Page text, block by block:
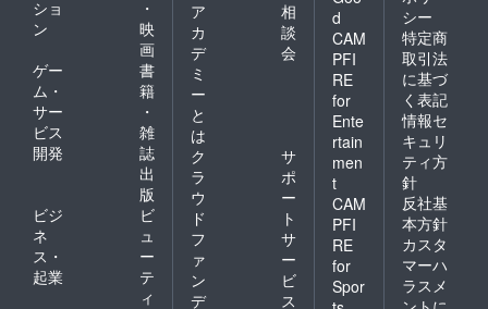
ショ
ン
・
映
画
ゲー
ム・
サー
ビス
開発
書
籍
・
雑
誌
出
版
ビジ
ネ
ス・
起業
ビ
ュ
ー
テ
ィ
ア
カ
デ
ミ
ー
と
は
相
談
会
ク
ラ
ウ
ド
フ
ァ
ン
デ
サ
ポ
ー
ト
サ
ー
ビ
ス
d
CAM
PFI
RE
for
Ente
rtain
men
t
CAM
PFI
RE
for
Spor
シー
特定商
取引法
に基づ
く表記
情報セ
キュリ
ティ方
針
反社基
本方針
カスタ
マーハ
ラスメ